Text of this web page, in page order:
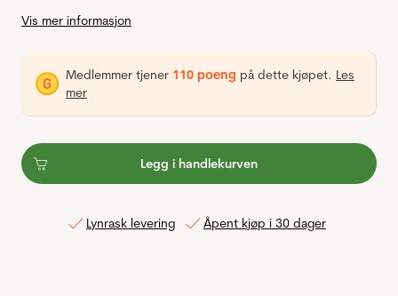
Vis mer informasjon
Medlemmer tjener 110 poeng på dette kjøpet. Les
mer
Legg i handlekurven
Lynrask levering Åpent kjøp i 30 dager